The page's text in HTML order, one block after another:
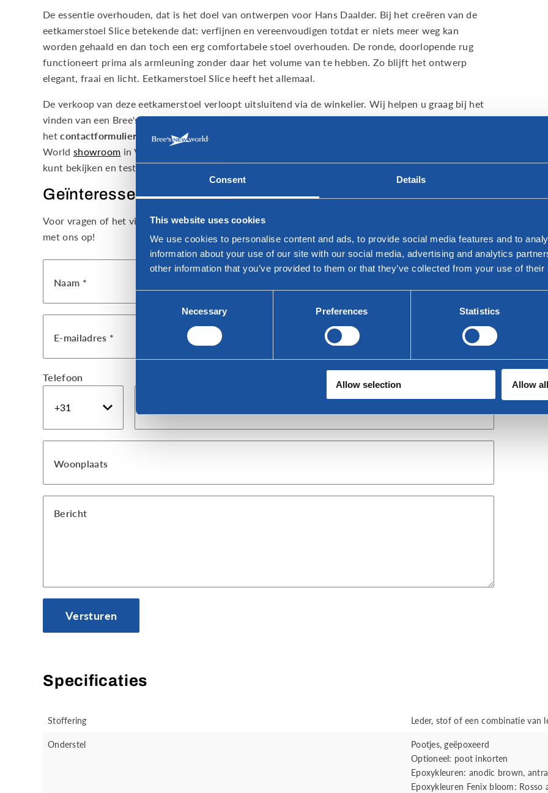
Consent Details
This website uses cookies
We use cookies to personalise content and ads, to provide social media features and to
information about your use of our site with our social media, advertising and analytics
other information that you’ve provided to them or that they’ve collected from your use of
Necessary Preferences Statistics
Allow selection Allow all
De essentie overhouden, dat is het doel van ontwerpen voor Hans Daalder. Bij het creëren van de
eetkamerstoel Slice betekende dat: verfijnen en vereenvoudigen totdat er niets meer weg kan
worden gehaald en dan toch een erg comfortabele stoel overhouden. De ronde, doorlopende rug
functioneert prima als armleuning zonder daar het volume van te hebben. Zo blijft het ontwerp
elegant, fraai en licht. Eetkamerstoel Slice heeft het allemaal.
De verkoop van deze eetkamerstoel verloopt uitsluitend via de winkelier. Wij helpen u graag bij het
vinden van een Bree's New World dealer bij u in de regio. Vult u daartoe hieronder
hetcontactformulier in. Daarnaast kunt u inspiratie opdoen in onze eigen Bree's New
World showroom in Vlaardingen, waar u een uitgebreide selectie van onze collectie design meubels
kunt bekijken en testen. U bent van harte welkom!
Geïnteresseerd?
Voor vragen of het vinden van een Bree's New World dealer bij u in de regio, neem gerust contact
met ons op!
Naam *
E-mailadres *
Telefoon
Woonplaats
Bericht
Versturen
Specificaties
Stoffering Leder, stof of een combinatie van
Onderstel
Pootjes, geëpoxeerd
Optioneel: poot inkorten
Epoxykleuren: anodic brown,
Epoxykleuren Fenix bloom: